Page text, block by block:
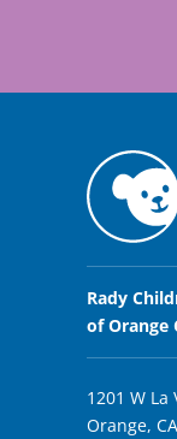
Rady
of Orange
1201 W La
Orange,